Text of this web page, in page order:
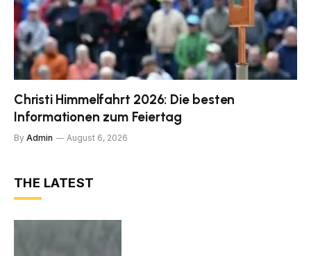
Christi Himmelfahrt 2026: Die besten
Informationen zum Feiertag
By Admin August 6, 2026
THE LATEST